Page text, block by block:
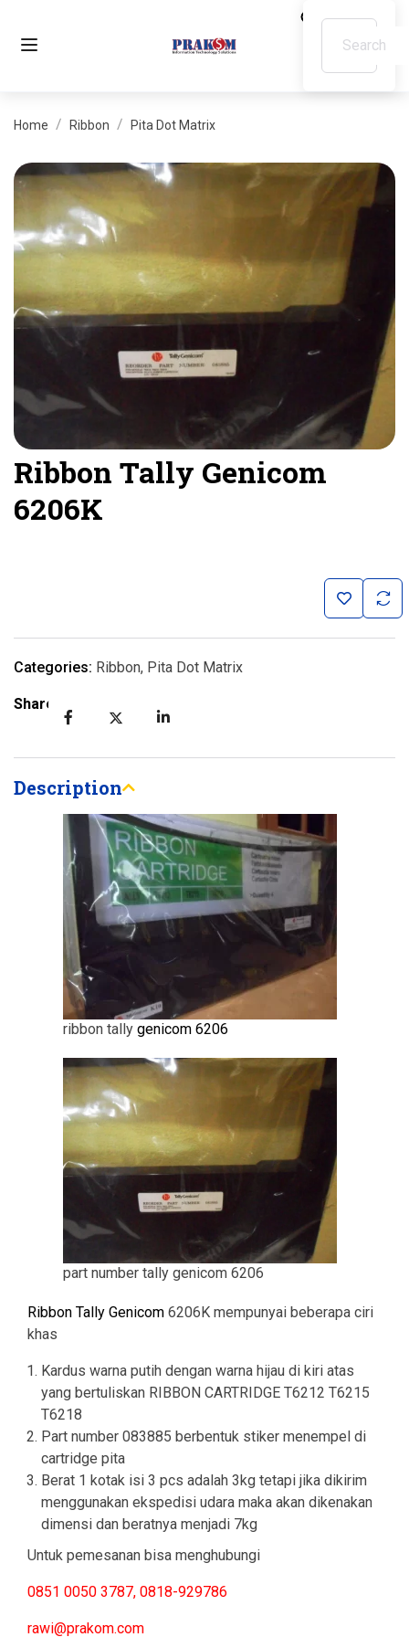
Home Ribbon Pita Dot Matrix
Ribbon Tally Genicom
6206K
Categories: Ribbon, Pita Dot Matrix
Share:
Description
ribbon tally genicom 6206
part number tally genicom 6206
Ribbon Tally Genicom 6206K mempunyai beberapa ciri
khas
Kardus warna putih dengan warna hijau di kiri atas
yang bertuliskan RIBBON CARTRIDGE T6212 T6215
T6218
Part number 083885 berbentuk stiker menempel di
cartridge pita
Berat 1 kotak isi 3 pcs adalah 3kg tetapi jika dikirim
menggunakan ekspedisi udara maka akan dikenakan
dimensi dan beratnya menjadi 7kg
Untuk pemesanan bisa menghubungi
0851 0050 3787, 0818-929786
rawi@prakom.com